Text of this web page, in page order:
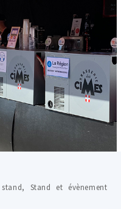
, Stand et évènement